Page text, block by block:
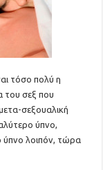
τόσο πολύ η
του σεξ που
σεξουαλική
ύπνο,
ύπνο λοιπόν, τώρα